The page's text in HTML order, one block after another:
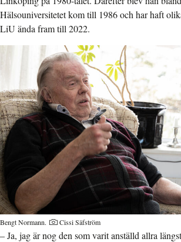
Hälsouniversitetet kom till 1986 och har haft
LiU ända fram till 2022.
Bengt Normann. Cissi Säfström
– Ja, jag är nog den som varit anställd allra